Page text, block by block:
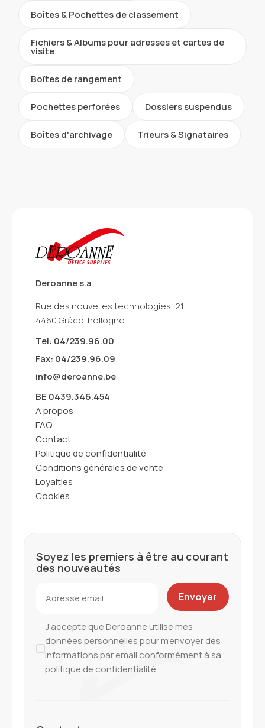
Boîtes & Pochettes de classement
Fichiers & Albums pour adresses et cartes de
visite
Boîtes de rangement
Pochettes perforées Dossiers suspendus
Boîtes d'archivage Trieurs & Signataires
Deroanne s.a
Rue des nouvelles technologies, 21
4460 Grâce-hollogne
Tel: 04/239.96.00
Fax: 04/239.96.09
info@deroanne.be
BE 0439.346.454
A propos
FAQ
Contact
Politique de confidentialité
Conditions générales de vente
Loyalties
Cookies
Soyez les premiers à être au courant
des nouveautés
J’accepte que Deroanne utilise mes
données personnelles pour m’envoyer des
informations par email conformément à sa
politique de confidentialité